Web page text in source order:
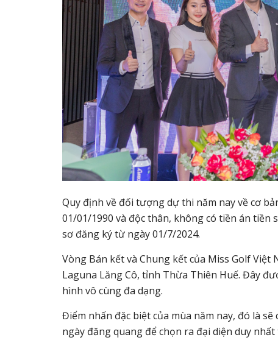
Quy định về đối tượng dự thi năm nay về cơ
01/01/1990 và độc thân, không có tiền án tiền
sơ đăng ký từ ngày 01/7/2024.
Vòng Bán kết và Chung kết của Miss Golf
Laguna Lăng Cô, tỉnh Thừa Thiên Huế. Đây
hình vô cùng đa dạng.
Điểm nhấn đặc biệt của mùa năm nay, đó là
ngày đăng quang để chọn ra đại diện duy